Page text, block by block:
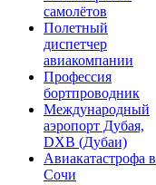
самолётов
Полетный
диспетчер
авиакомпании
Профессия
бортпроводник
Международный
аэропорт Дубая,
DXB (Дубаи)
Авиакатастрофа в
Сочи